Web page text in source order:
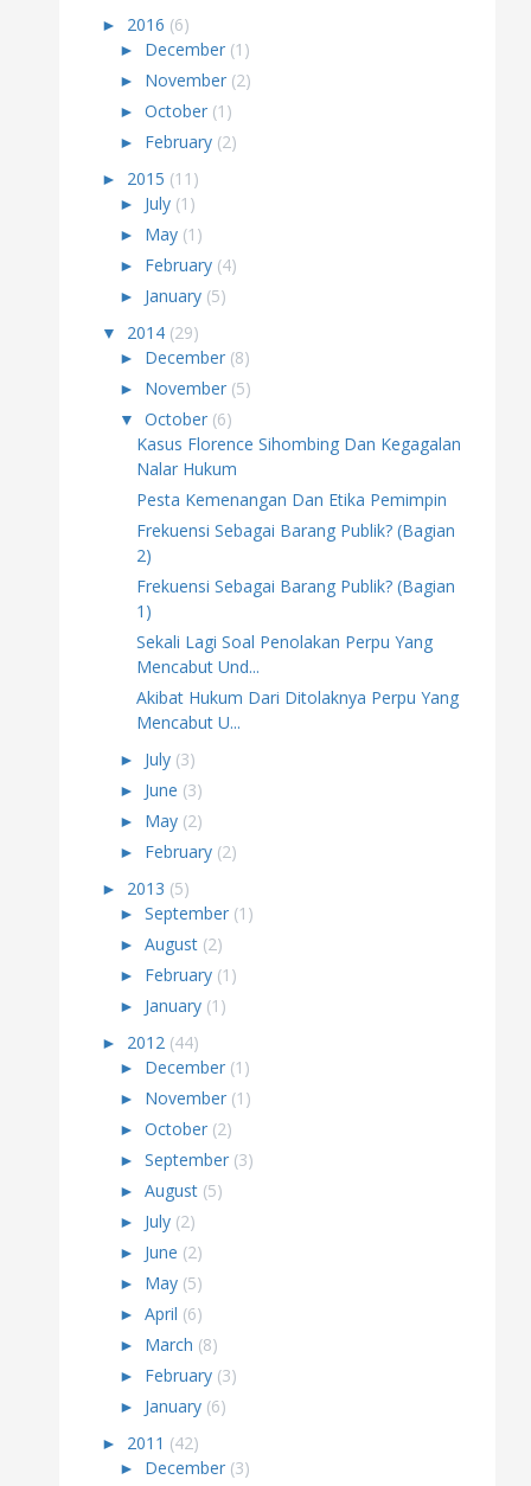
► 2016 (6)
► December (1)
► November (2)
► October (1)
► February (2)
► 2015 (11)
► July (1)
► May (1)
► February (4)
► January (5)
▼ 2014 (29)
► December (8)
► November (5)
▼ October (6)
Kasus Florence Sihombing Dan Kegagalan
Nalar Hukum
Pesta Kemenangan Dan Etika Pemimpin
Frekuensi Sebagai Barang Publik? (Bagian
2)
Frekuensi Sebagai Barang Publik? (Bagian
1)
Sekali Lagi Soal Penolakan Perpu Yang
Mencabut Und...
Akibat Hukum Dari Ditolaknya Perpu Yang
Mencabut U...
► July (3)
► June (3)
► May (2)
► February (2)
► 2013 (5)
► September (1)
► August (2)
► February (1)
► January (1)
► 2012 (44)
► December (1)
► November (1)
► October (2)
► September (3)
► August (5)
► July (2)
► June (2)
► May (5)
► April (6)
► March (8)
► February (3)
► January (6)
► 2011 (42)
► December (3)